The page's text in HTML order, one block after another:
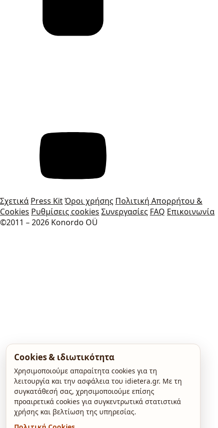
Σχετικά Press KitΌροι χρήσης Πολιτική Απορρήτου &
Cookies Ρυθμίσεις cookies Συνεργασίες FAQ Επικοινωνία
©2011 – 2026 Konordo OÜ
Cookies & ιδιωτικότητα
Χρησιμοποιούμε απαραίτητα cookies για τη
λειτουργία και την ασφάλεια του idietera.gr. Με τη
συγκατάθεσή σας, χρησιμοποιούμε επίσης
προαιρετικά cookies για συγκεντρωτικά στατιστικά
χρήσης και βελτίωση της υπηρεσίας.